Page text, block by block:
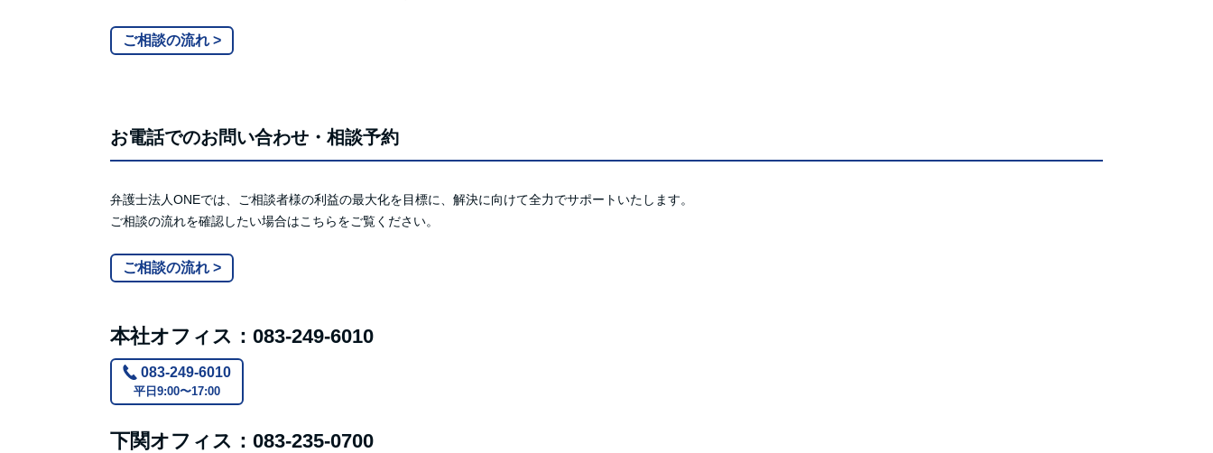
ご相談の流れ >
お電話でのお問い合わせ・相談予約
弁護士法人ONEでは、ご相談者様の利益の最大化を目標に、解決に向けて全力でサポートいたします。
ご相談の流れを確認したい場合はこちらをご覧ください。
ご相談の流れ >
本社オフィス：083-249-6010
083-249-6010
平日9:00〜17:00
下関オフィス：083-235-0700